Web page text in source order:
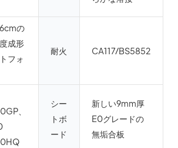
の
成形
フォ
耐火 CA117/BS5852
、
シー
トボ
ード
新しい9mm厚
E0グレードの
無垢合板